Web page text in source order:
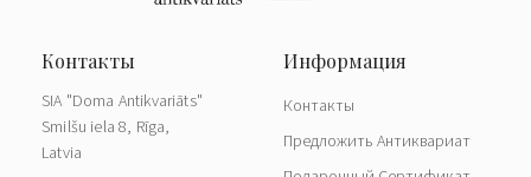
SIA "Doma Antikvariāts"
Smilšu iela 8, Rīga,
Latvia
Контакты
Предложить Антиквариат